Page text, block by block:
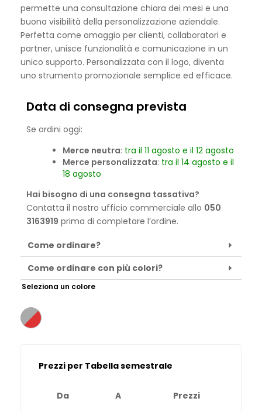
permette una consultazione chiara dei mesi e una
buona visibilità della personalizzazione aziendale.
Perfetta come omaggio per clienti, collaboratori e
partner, unisce funzionalità e comunicazione in un
unico supporto. Personalizzata con il logo, diventa
uno strumento promozionale semplice ed efficace.
Data di consegna prevista
Se ordini oggi:
Merce neutra: tra il 11 agosto e il 12 agosto
Merce personalizzata: tra il 14 agosto e il
18 agosto
Hai bisogno di una consegna tassativa?
Contatta il nostro ufficio commerciale allo 050
3163919 prima di completare l’ordine.
Come ordinare?
Come ordinare con più colori?
Seleziona un colore
Prezzi per Tabella semestrale
Da A Prezzi